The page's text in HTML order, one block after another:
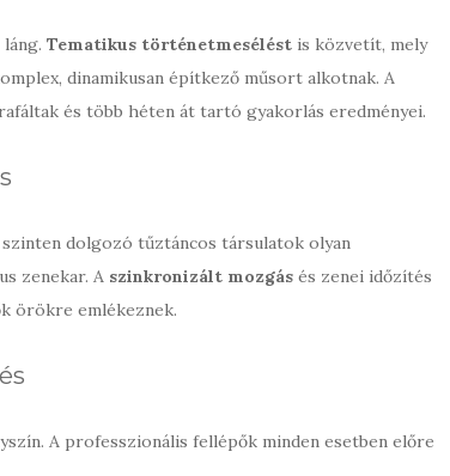
Tematikus történetmesélést is közvetít, mely
dinamikusan építkező műsort alkotnak. A
és több héten át tartó gyakorlás eredményei.
dolgozó tűztáncos társulatok olyan
zenekar. A szinkronizált mozgás és zenei időzítés
örökre emlékeznek.
A professzionális fellépők minden esetben előre